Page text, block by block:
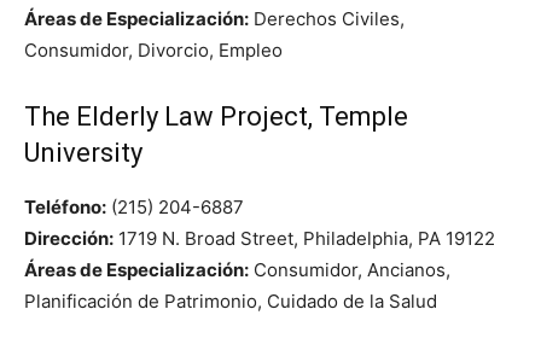
Áreas de Especialización: Derechos Civiles,
Consumidor, Divorcio, Empleo
The Elderly Law Project, Temple
University
Teléfono: (215) 204-6887
Dirección: 1719 N. Broad Street, Philadelphia, PA 19122
Áreas de Especialización: Consumidor, Ancianos,
Planificación de Patrimonio, Cuidado de la Salud